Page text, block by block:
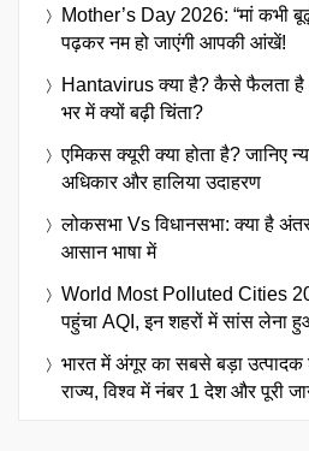
Mother’s Day 2026: “मां कभी
पढ़कर नम हो जाएंगी आपकी आंखें!
Hantavirus क्या है? कैसे फैलता है
भर में क्यों बढ़ी चिंता?
एमिकस क्यूरी क्या होता है? जानिए
अधिकार और हालिया उदाहरण
लोकसभा Vs विधानसभा: क्या है
आसान भाषा में
World Most Polluted Cities
पहुंचा AQI, इन शहरों में सांस लेना
भारत में अंगूर का सबसे बड़ा
राज्य, विश्व में नंबर 1 देश और पूरी